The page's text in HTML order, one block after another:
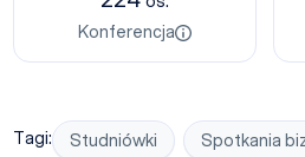
Konferencja
Tagi: Studniówki Spotkania